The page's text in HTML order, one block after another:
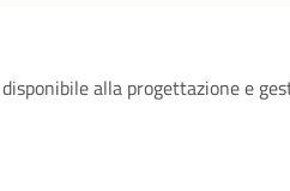
alla progettazione e